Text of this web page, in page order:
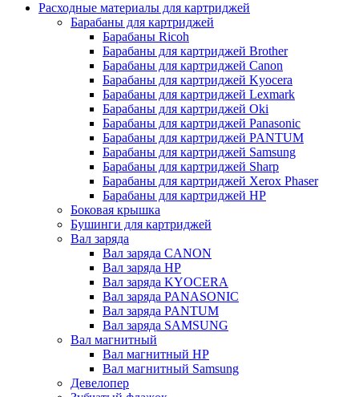
Расходные материалы для картриджей
Барабаны для картриджей
Барабаны Ricoh
Барабаны для картриджей Brother
Барабаны для картриджей Canon
Барабаны для картриджей Kyocera
Барабаны для картриджей Lexmark
Барабаны для картриджей Oki
Барабаны для картриджей Panasonic
Барабаны для картриджей PANTUM
Барабаны для картриджей Samsung
Барабаны для картриджей Sharp
Барабаны для картриджей Xerox Phaser
Барабаны для картриджей НР
Боковая крышка
Бушинги для картриджей
Вал заряда
Вал заряда CANON
Вал заряда HP
Вал заряда KYOCERA
Вал заряда PANASONIC
Вал заряда PANTUM
Вал заряда SAMSUNG
Вал магнитный
Вал магнитный HP
Вал магнитный Samsung
Девелопер